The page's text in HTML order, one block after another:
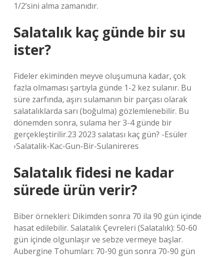
1/2’sini alma zamanıdır.
Salatalık kaç günde bir su
ister?
Fideler ekiminden meyve oluşumuna kadar, çok
fazla olmaması şartıyla günde 1-2 kez sulanır. Bu
süre zarfında, aşırı sulamanın bir parçası olarak
salatalıklarda sarı (boğulma) gözlemlenebilir. Bu
dönemden sonra, sulama her 3-4 günde bir
gerçekleştirilir.23 2023 salatası kaç gün? -Esüler
›Salatalik-Kac-Gun-Bir-Sulanireres
Salatalık fidesi ne kadar
sürede ürün verir?
Biber örnekleri: Dikimden sonra 70 ila 90 gün içinde
hasat edilebilir. Salatalık Çevreleri (Salatalık): 50-60
gün içinde olgunlaşır ve sebze vermeye başlar.
Aubergine Tohumları: 70-90 gün sonra 70-90 gün